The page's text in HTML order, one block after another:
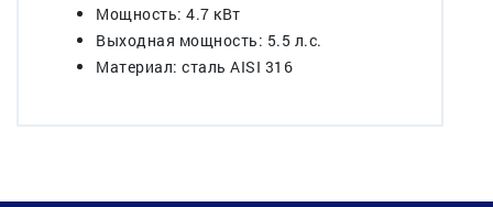
Мощность: 4.7 кВт
Выходная мощность: 5.5 л.с.
Материал: сталь AISI 316